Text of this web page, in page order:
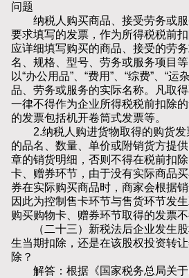
问题
纳税人购买商品、接受劳务或服
要求填写的发票，作为所得税税前
应详细填写购买的商品、接受的劳
名、规格、型号、劳务或服务项目
以“办公用品”、“费用”、“综费”、“
品、劳务或服务的实际名称。凡取
一律不得作为企业所得税税前扣除
的发票包括机开卷筒式发票等。
2.纳税人购进货物取得的购货发
的品名、数量、单价或附销货方提
章的销货明细，否则不得在税前扣
卡、赠券环节，由于没有实际商品
券在实际购买商品时，商家会根据
因此为控制售卡环节与售货环节发
购买购物卡、赠券环节取得的发票不
（二十三）新税法后企业发生股
生当期扣除，还是在该股权投资转
除？
解答：根据《国家税务总局关于